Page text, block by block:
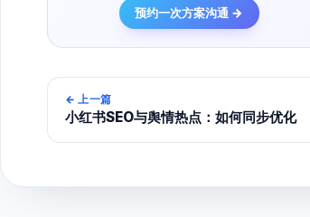
预约一次方案沟通 →
← 上一篇
小红书SEO与舆情热点：如何同步优化